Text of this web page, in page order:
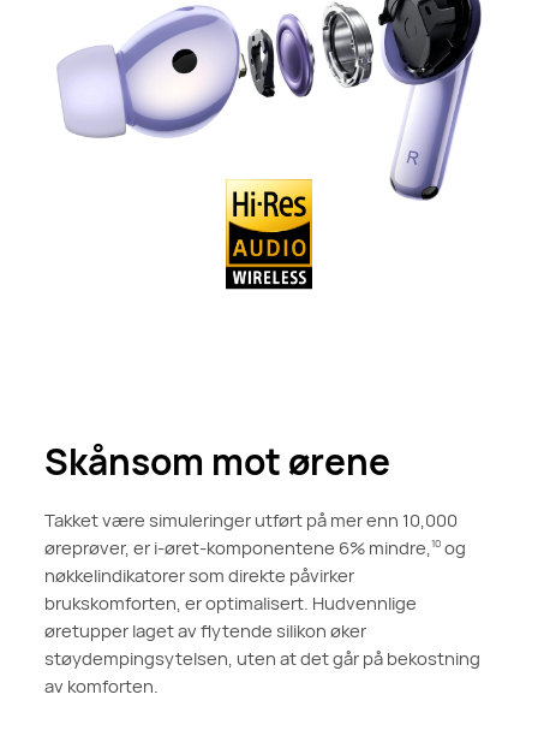
Skånsom mot ørene
Takket være simuleringer utført på mer enn 10,000
øreprøver, er i-øret-komponentene 6% mindre,10 og
nøkkelindikatorer som direkte påvirker
brukskomforten, er optimalisert. Hudvennlige
øretupper laget av flytende silikon øker
støydempingsytelsen, uten at det går på bekostning
av komforten.